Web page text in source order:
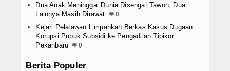
Dua Anak Meninggal Dunia Disengat Tawon, Dua
Lainnya Masih Dirawat
0
Kejari Pelalawan Limpahkan Berkas Kasus Dugaan
Korupsi Pupuk Subsidi ke Pengadilan Tipikor
Pekanbaru
0
Berita Populer